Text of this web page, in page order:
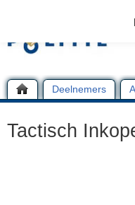
Deelnemers
Tactisch